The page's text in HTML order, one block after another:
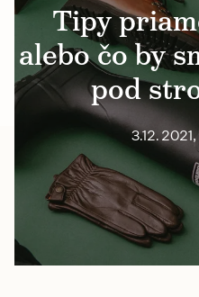
Tipy
alebo čo by
pod
3.12.